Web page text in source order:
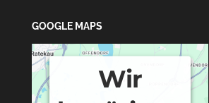
GOOGLE MAPS
Wir